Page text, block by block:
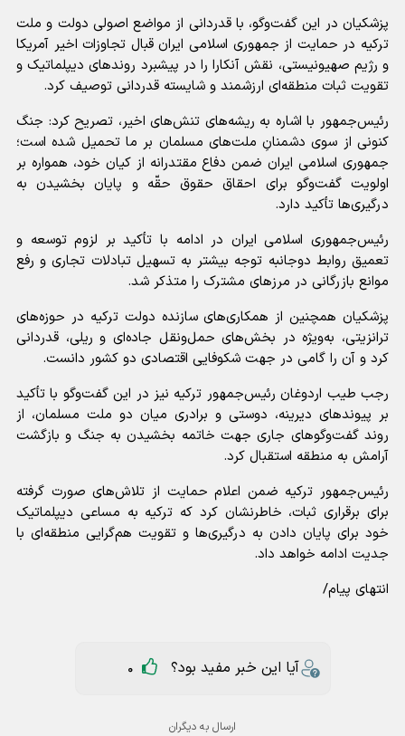
پزشکیان در این گفت‌و‌گو، با قدردانی از مواضع اصولی دولت و ملت
ترکیه در حمایت از جمهوری اسلامی ایران قبال تجاوزات اخیر آمریکا
و رژیم صهیونیستی، نقش آنکارا را در پیشبرد روند‌های دیپلماتیک و
تقویت ثبات منطقه‌ای ارزشمند و شایسته قدردانی توصیف کرد.
رئیس‌جمهور با اشاره به ریشه‌های تنش‌های اخیر، تصریح کرد: جنگ
کنونی از سوی دشمنانِ ملت‌های مسلمان بر ما تحمیل شده است؛
جمهوری اسلامی ایران ضمن دفاع مقتدرانه از کیان خود، همواره بر
اولویت گفت‌و‌گو برای احقاق حقوق حقّه و پایان بخشیدن به
درگیری‌ها تأکید دارد.
رئیس‌جمهوری اسلامی ایران در ادامه با تأکید بر لزوم توسعه و
تعمیق روابط دوجانبه توجه بیشتر به تسهیل تبادلات تجاری و رفع
موانع بازرگانی در مرز‌های مشترک را متذکر شد.
پزشکیان همچنین از همکاری‌های سازنده دولت ترکیه در حوزه‌های
ترانزیتی، به‌ویژه در بخش‌های حمل‌ونقل جاده‌ای و ریلی، قدردانی
کرد و آن را گامی در جهت شکوفایی اقتصادی دو کشور دانست.
رجب طیب اردوغان رئیس‌جمهور ترکیه نیز در این گفت‌و‌گو با تأکید
بر پیوند‌های دیرینه، دوستی و برادری میان دو ملت مسلمان، از
روند گفت‌و‌گو‌های جاری جهت خاتمه بخشیدن به جنگ و بازگشت
آرامش به منطقه استقبال کرد.
رئیس‌جمهور ترکیه ضمن اعلام حمایت از تلاش‌های صورت گرفته
برای برقراری ثبات، خاطرنشان کرد که ترکیه به مساعی دیپلماتیک
خود برای پایان دادن به درگیری‌ها و تقویت هم‌گرایی منطقه‌ای با
جدیت ادامه خواهد داد.
انتهای پیام/
آیا این خبر مفید بود؟ 0
ارسال به دیگران